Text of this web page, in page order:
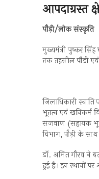
आपदाग्रस्त
पौड़ी/लोक संस्कृति
मुख्यमंत्री पुष्कर
तक तहसील पौड़ी एवं
जिलाधिकारी
भूतत्व एवं खनिकर्म
सजवाण (सहायक
विभाग, पौड़ी के साथ
डॉ. अमित गौरव ने
हुई है। इन स्थानों